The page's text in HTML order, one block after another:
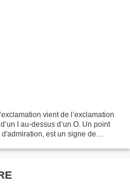
vient de l’exclamation
I au-dessus d’un O. Un point
est un signe de